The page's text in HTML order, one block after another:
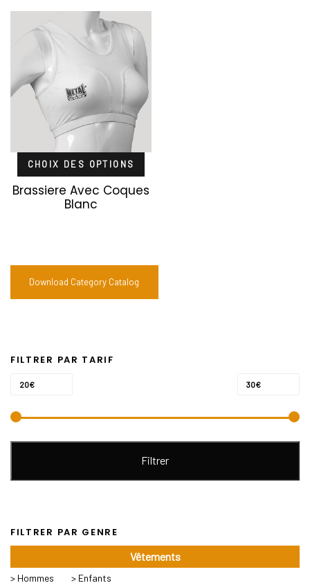
FILTRER PAR TARIF
Prix
Prix
Filtrer
20€ 30€
FILTRER PAR GENRE
Vêtements
> Hommes
> Enfants
CHOIX DES OPTIONS
Brassiere Avec Coques
Blanc
Download Category Catalog